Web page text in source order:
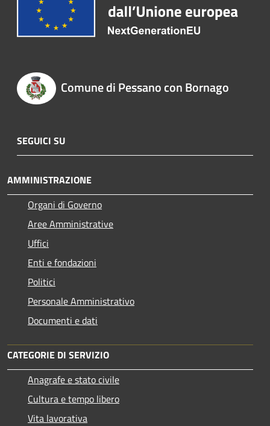
Comune di Pessano con Bornago
SEGUICI SU
AMMINISTRAZIONE
Organi di Governo
Aree Amministrative
Uffici
Enti e fondazioni
Politici
Personale Amministrativo
Documenti e dati
CATEGORIE DI SERVIZIO
Anagrafe e stato civile
Cultura e tempo libero
Vita lavorativa